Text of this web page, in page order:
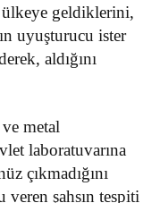
ülkeye geldiklerini,
uyuşturucu ister
aldığını
metal
laboratuvarına
çıkmadığını
şahsın tespiti